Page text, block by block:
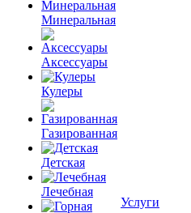
Минеральная
Аксессуары
Кулеры
Газированная
Детская
Лечебная
Услуги